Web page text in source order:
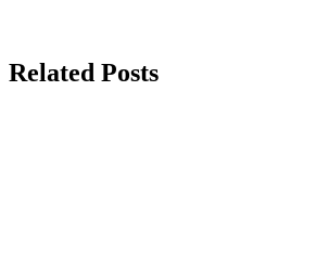
Related Posts